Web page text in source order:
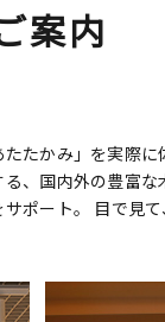
案内
たかみ」を実際
、国内外の豊富な
ポート。 目で見